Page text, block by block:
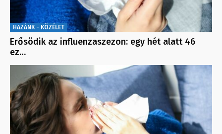
HAZÁNK - KÖZÉLET
Erősödik az influenzaszezon: egy hét alatt 46
ez…